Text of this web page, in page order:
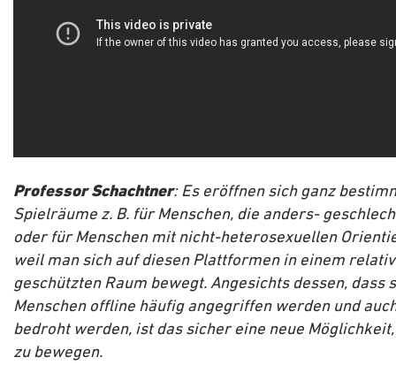
Professor Schachtner: Es eröffnen sich ganz
Spielräume z. B. für Menschen, die anders-
oder für Menschen mit nicht-heterosexuellen
weil man sich auf diesen Plattformen in einem relativ
geschützten Raum bewegt. Angesichts dessen, dass
Menschen offline häufig angegriffen werden und
bedroht werden, ist das sicher eine neue
zu bewegen.